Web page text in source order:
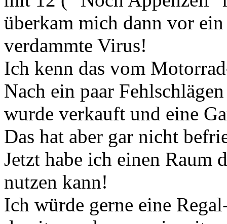
überkam mich dann vor
verdammte Virus!
Ich kenn das vom
Nach ein paar
wurde verkauft und eine
Das hat aber gar nicht
Jetzt habe ich einen
nutzen kann!
Ich würde gerne eine